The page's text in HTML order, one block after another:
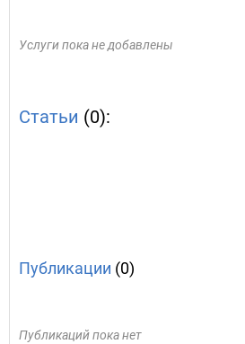
Услуги пока не добавлены
Статьи (0):
Публикации (0)
Публикаций пока нет